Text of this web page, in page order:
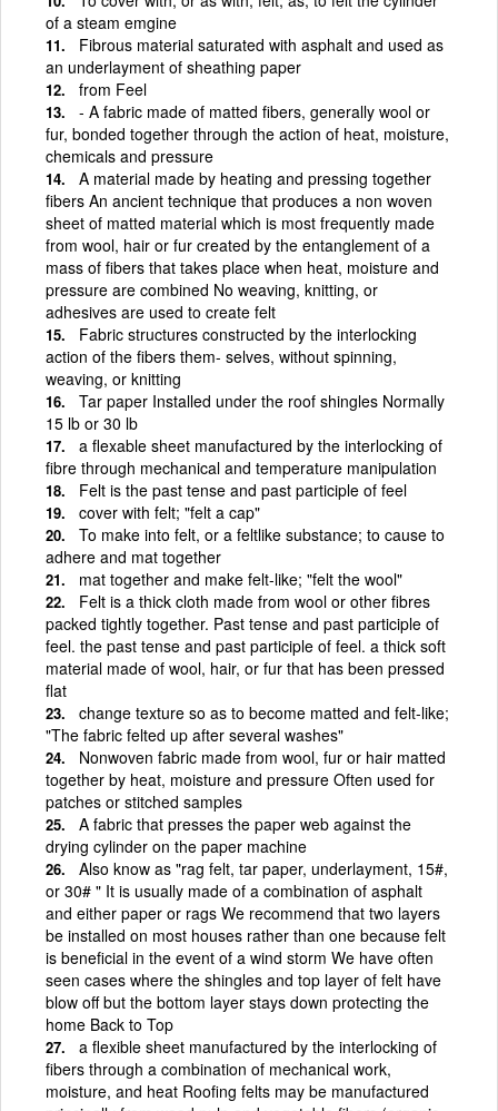
of a steam emgine
Fibrous material saturated with asphalt and used as
an underlayment of sheathing paper
from Feel
‑ A fabric made of matted fibers, generally wool or
fur, bonded together through the action of heat, moisture,
chemicals and pressure
A material made by heating and pressing together
fibers An ancient technique that produces a non woven
sheet of matted material which is most frequently made
from wool, hair or fur created by the entanglement of a
mass of fibers that takes place when heat, moisture and
pressure are combined No weaving, knitting, or
adhesives are used to create felt
Fabric structures constructed by the interlocking
action of the fibers them- selves, without spinning,
weaving, or knitting
Tar paper Installed under the roof shingles Normally
15 lb or 30 lb
a flexable sheet manufactured by the interlocking of
fibre through mechanical and temperature manipulation
Felt is the past tense and past participle of feel
cover with felt; "felt a cap"
To make into felt, or a feltlike substance; to cause to
adhere and mat together
mat together and make felt-like; "felt the wool"
Felt is a thick cloth made from wool or other fibres
packed tightly together. Past tense and past participle of
feel. the past tense and past participle of feel. a thick soft
material made of wool, hair, or fur that has been pressed
flat
change texture so as to become matted and felt-like;
"The fabric felted up after several washes"
Nonwoven fabric made from wool, fur or hair matted
together by heat, moisture and pressure Often used for
patches or stitched samples
A fabric that presses the paper web against the
drying cylinder on the paper machine
Also know as "rag felt, tar paper, underlayment, 15#,
or 30# " It is usually made of a combination of asphalt
and either paper or rags We recommend that two layers
be installed on most houses rather than one because felt
is beneficial in the event of a wind storm We have often
seen cases where the shingles and top layer of felt have
blow off but the bottom layer stays down protecting the
home Back to Top
a flexible sheet manufactured by the interlocking of
fibers through a combination of mechanical work,
moisture, and heat Roofing felts may be manufactured